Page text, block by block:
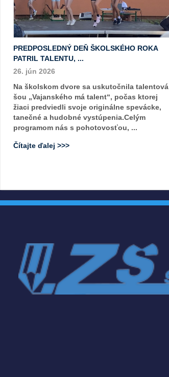
PREDPOSLEDNÝ DEŇ ŠKOLSKÉHO ROKA
PATRIL TALENTU, ...
26. jún 2026
Na školskom dvore sa uskutočnila talentová
šou „Vajanského má talent“, počas ktorej
žiaci predviedli svoje originálne spevácke,
tanečné a hudobné vystúpenia.Celým
programom nás s pohotovosťou, ...
Čítajte ďalej >>>